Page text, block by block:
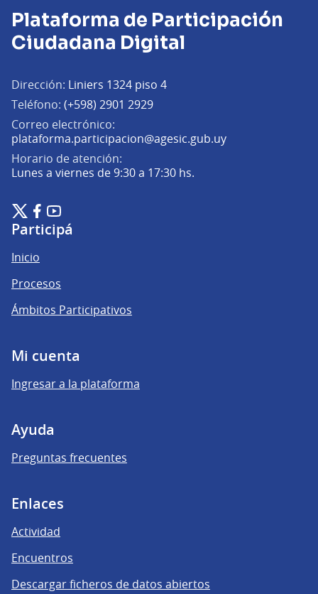
Plataforma de Participación
Ciudadana Digital
Dirección: Liniers 1324 piso 4
Teléfono: (+598) 2901 2929
Correo electrónico:
plataforma.participacion@agesic.gub.uy(Abrir en una
Horario de atención:
Lunes a viernes de 9:30 a 17:30 hs.
Plataforma de Participación Ciudadana Digital en X
(Enlace externo)
Plataforma de Participación Ciudadana Digital en Facebook
(Enlace externo)
Plataforma de Participación Ciudadana Digital en
(Enlace externo)
Participá
Inicio
Procesos
Ámbitos Participativos
Mi cuenta
Ingresar a la plataforma
Ayuda
Preguntas frecuentes
Enlaces
Actividad
Encuentros
Descargar ficheros de datos abiertos